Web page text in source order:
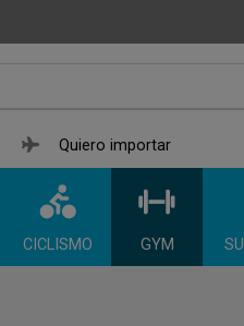
Quiero importar
CICLISMO GYM